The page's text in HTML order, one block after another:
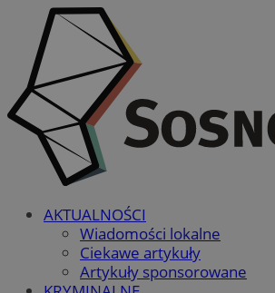
AKTUALNOŚCI
Wiadomości lokalne
Ciekawe artykuły
Artykuły sponsorowane